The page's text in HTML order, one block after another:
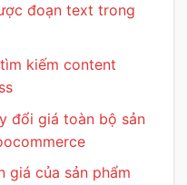
đoạn text trong
kiếm content
đổi giá toàn bộ sản
giá của sản phẩm